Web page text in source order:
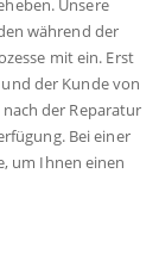
Unsere
während der
mit ein. Erst
der Kunde von
der Reparatur
Bei einer
um Ihnen einen